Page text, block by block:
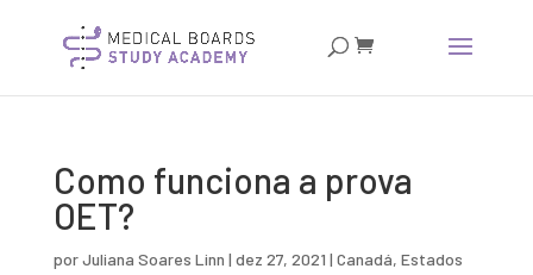
Como funciona a prova
OET?
porJuliana Soares Linn | dez 27, 2021 | Canadá, Estados